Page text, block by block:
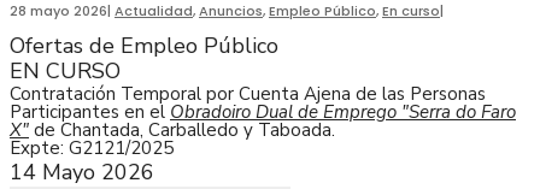
28 mayo 2026| Actualidad,Anuncios,Empleo Público,En curso|
Ofertas de Empleo Público
EN CURSO
Contratación Temporal por Cuenta Ajena de las Personas
Participantes en el Obradoiro Dual de Emprego "Serra do Faro
X" de Chantada, Carballedo y Taboada.
Expte: G2121/2025
14 Mayo 2026